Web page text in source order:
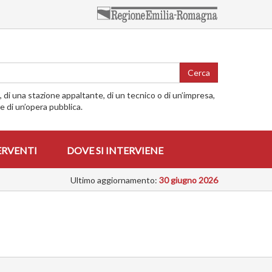
Cerca
una stazione appaltante, di un tecnico o di un’impresa,
di un’opera pubblica.
DOVE SI INTERVIENE
Ultimo aggiornamento: 30 giugno 2026